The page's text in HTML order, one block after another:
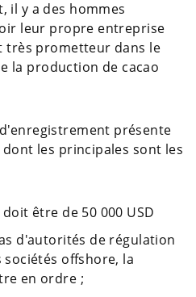
il y a des hommes
leur propre entreprise
très prometteur dans le
la production de cacao
présente
les principales sont les
être de 50 000 USD
d'autorités de régulation
offshore, la
en ordre ;